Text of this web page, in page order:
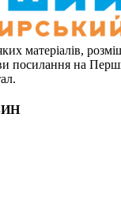
матеріалів,
посилання на